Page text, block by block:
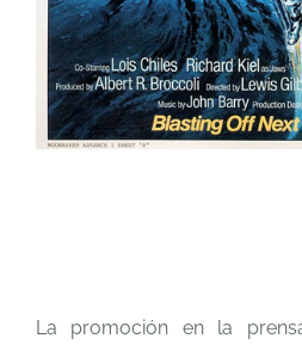
La promoción en la